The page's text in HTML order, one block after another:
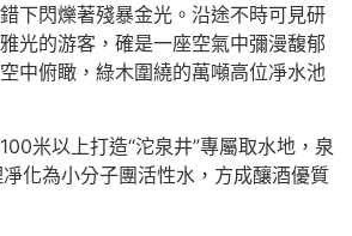
下閃爍著殘暴金光。沿途不時可見研
光的游客，確是一座空氣中彌漫馥郁
中俯瞰，綠木圍繞的萬噸高位凈水池
米以上打造“沱泉井”專屬取水地，泉
化為小分子團活性水，方成釀酒優質